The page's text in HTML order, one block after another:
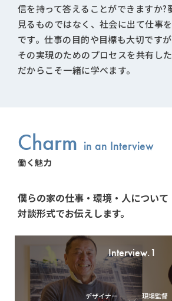
信を持って答えることができますか?
見るものではなく、社会に出て仕事
です。仕事の目的や目標も大切ですが
その実現のためのプロセスを共有し
だからこそ一緒に学べます。
Charm in an Interview
働く魅力
僕らの家の仕事・環境・人について
対談形式でお伝えします。
Interview.1
デザイナー 現場監督